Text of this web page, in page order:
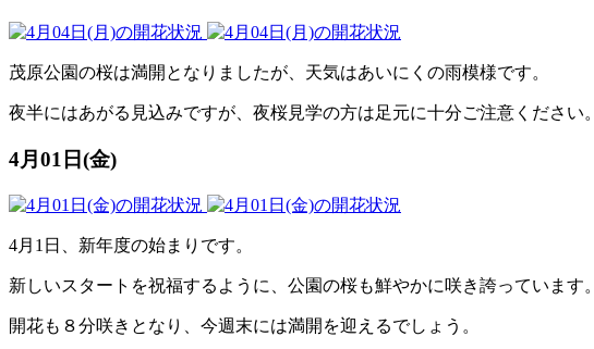
茂原公園の桜は満開となりましたが、天気はあいにくの雨模様です。
夜半にはあがる見込みですが、夜桜見学の方は足元に十分ご注意ください。
4月01日(金)
4月1日、新年度の始まりです。
新しいスタートを祝福するように、公園の桜も鮮やかに咲き誇っています。
開花も８分咲きとなり、今週末には満開を迎えるでしょう。